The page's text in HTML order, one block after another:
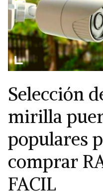
Selección
mirilla
populares
comprar
FACIL